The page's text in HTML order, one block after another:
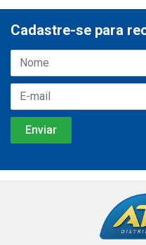
Cadastre-se para